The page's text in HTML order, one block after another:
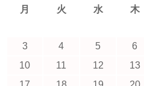
月
火 水 木
3
4 5 6
10
11 12 13